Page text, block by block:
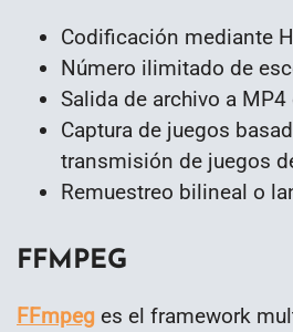
Codificación mediante
Número ilimitado de
Salida de archivo a MP4
Captura de juegos
transmisión de juegos
Remuestreo bilineal o
FFMPEG
FFmpeg es el framework